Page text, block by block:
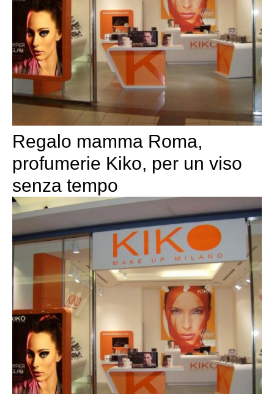
Regalo mamma Roma,
profumerie Kiko, per un viso
senza tempo